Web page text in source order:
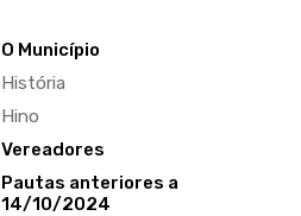
O Município
História
Hino
Vereadores
Pautas anteriores a
14/10/2024